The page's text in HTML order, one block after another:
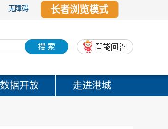
无障碍 长者浏览模式
搜 索
数据开放 走进港城